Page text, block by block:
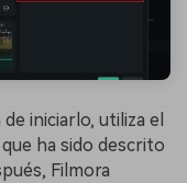
iniciarlo, utiliza el
ha sido descrito
Filmora